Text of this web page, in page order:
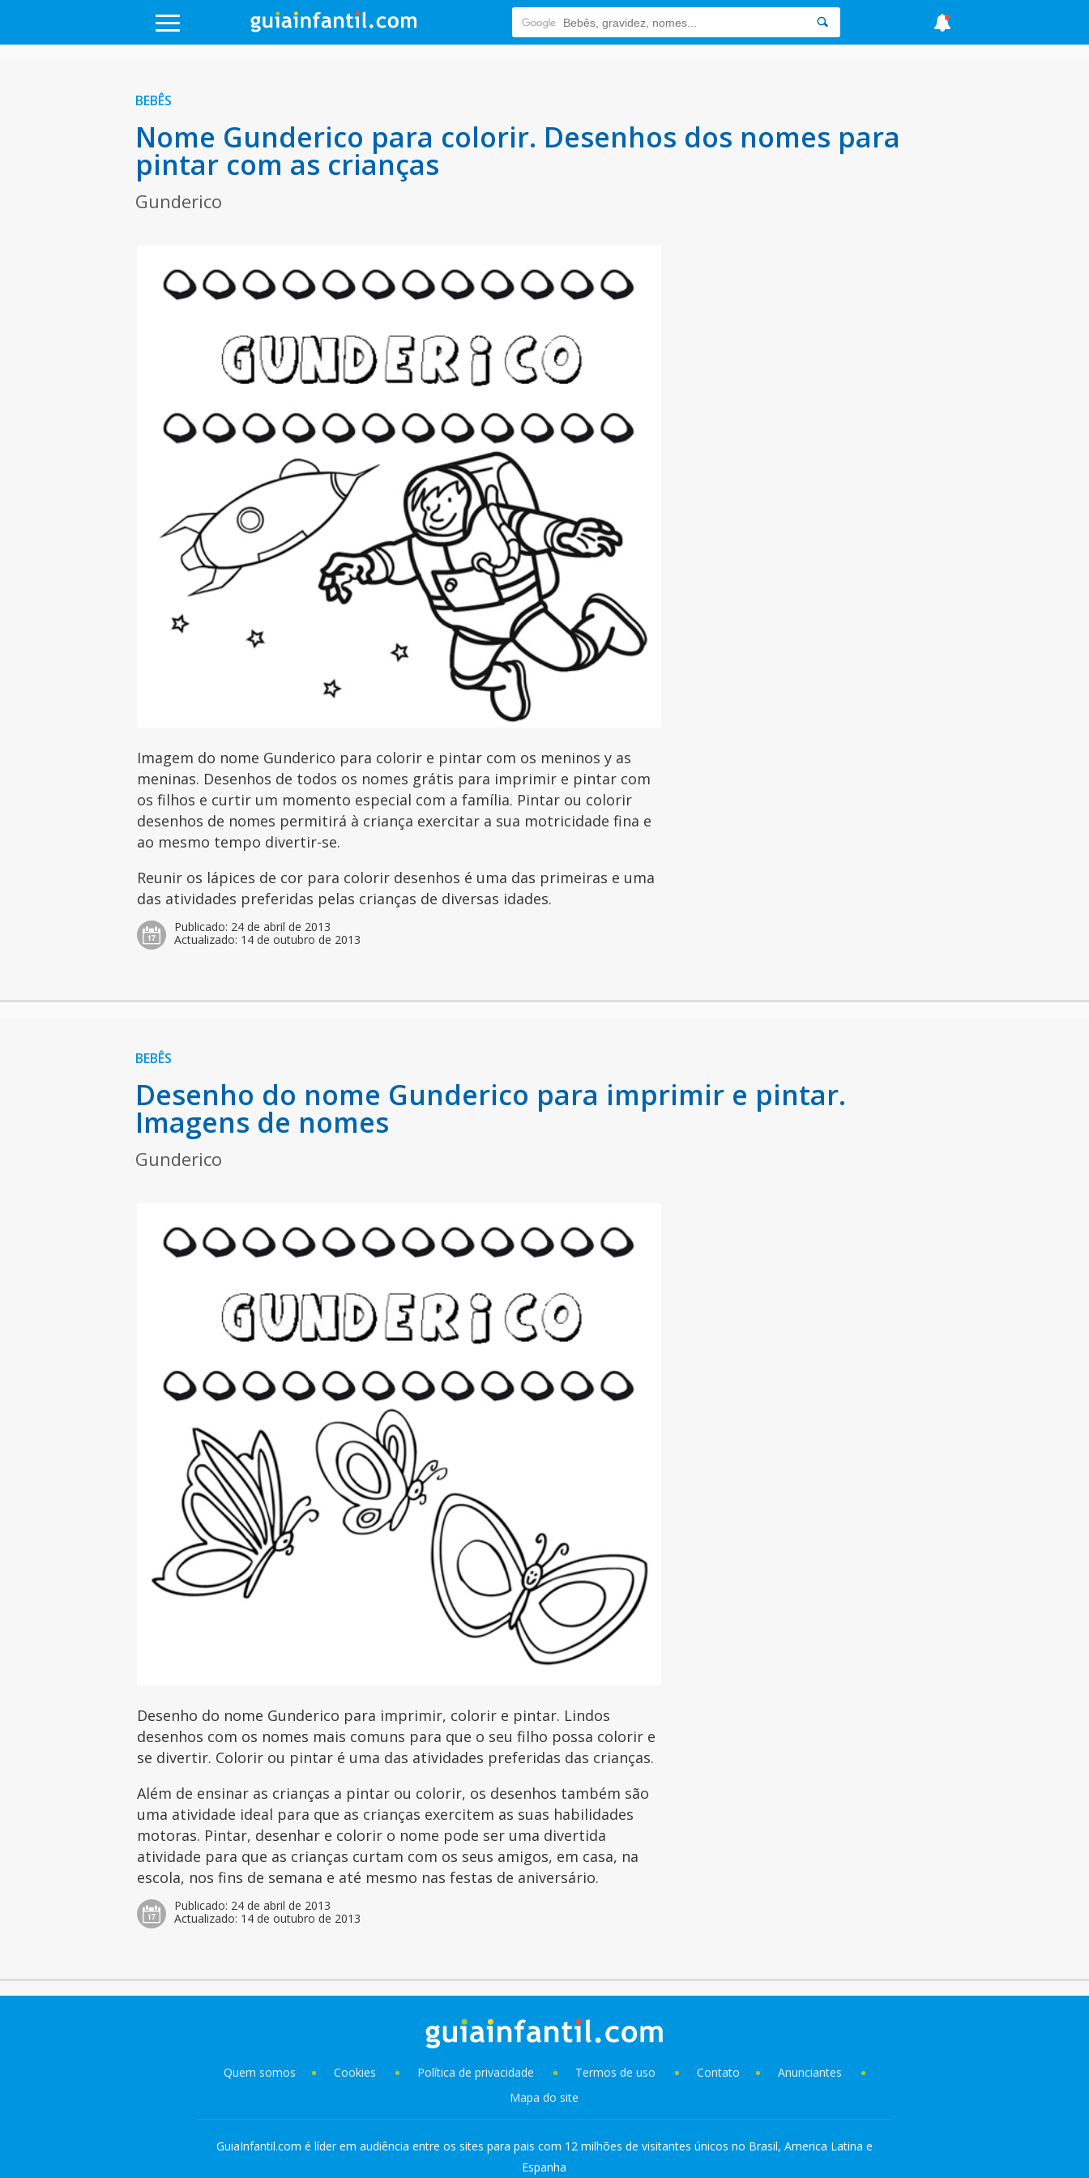
BEBÊS
Nome Gunderico para colorir. Desenhos dos nomes para
pintar com as crianças
Gunderico
Imagem do nome Gunderico para colorir e pintar com os meninos y as
meninas. Desenhos de todos os nomes grátis para imprimir e pintar com
os filhos e curtir um momento especial com a família. Pintar ou colorir
desenhos de nomes permitirá à criança exercitar a sua motricidade fina e
ao mesmo tempo divertir-se.
Reunir os lápices de cor para colorir desenhos é uma das primeiras e uma
das atividades preferidas pelas crianças de diversas idades.
Publicado: 24 de abril de 2013
Actualizado: 14 de outubro de 2013
BEBÊS
Desenho do nome Gunderico para imprimir e pintar.
Imagens de nomes
Gunderico
Desenho do nome Gunderico para imprimir, colorir e pintar. Lindos
desenhos com os nomes mais comuns para que o seu filho possa colorir e
se divertir. Colorir ou pintar é uma das atividades preferidas das crianças.
Além de ensinar as crianças a pintar ou colorir, os desenhos também são
uma atividade ideal para que as crianças exercitem as suas habilidades
motoras. Pintar, desenhar e colorir o nome pode ser uma divertida
atividade para que as crianças curtam com os seus amigos, em casa, na
escola, nos fins de semana e até mesmo nas festas de aniversário.
Publicado: 24 de abril de 2013
Actualizado: 14 de outubro de 2013
Quem somos Cookies Política de privacidade Termos de uso Contato
Anunciantes
Mapa do site
GuiaInfantil.com é líder em audiência entre os sites para pais com 12 milhões de visitantes únicos no Brasil, America Latina e
Espanha